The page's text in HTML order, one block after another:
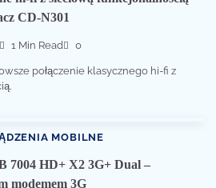
CD-N301
1 Min Read 0
połączenie klasycznego hi-fi z
MOBILNE
7004 HD+ X2 3G+ Dual –
modemem 3G